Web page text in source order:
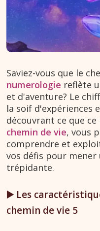
Saviez-vous que le
numerologie reflète
et d'aventure? Le
la soif d'expériences
découvrant ce que
chemin de vie, vous
comprendre et
vos défis pour
trépidante.
▶️ Les
chemin de vie 5